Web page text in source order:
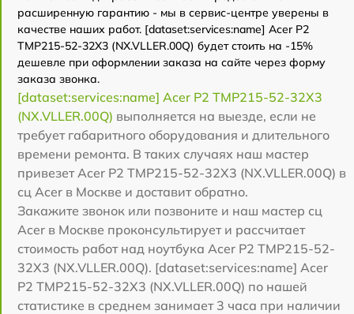
расширенную гарантию - мы в сервис-центре уверены в
качестве наших работ. [dataset:services:name] Acer P2
TMP215-52-32X3 (NX.VLLER.00Q) будет стоить на -15%
дешевле при оформлении заказа на сайте через форму
заказа звонка.
[dataset:services:name] Acer P2 TMP215-52-32X3
(NX.VLLER.00Q) выполняется на выезде, если не
требует габаритного оборудования и длительного
времени ремонта. В таких случаях наш мастер
привезет Acer P2 TMP215-52-32X3 (NX.VLLER.00Q) в
сц Acer в Москве и доставит обратно.
Закажите звонок или позвоните и наш мастер сц
Acer в Москве проконсультирует и рассчитает
стоимость работ над ноутбука Acer P2 TMP215-52-
32X3 (NX.VLLER.00Q). [dataset:services:name] Acer
P2 TMP215-52-32X3 (NX.VLLER.00Q) по нашей
статистике в среднем занимает 3 часа при наличии